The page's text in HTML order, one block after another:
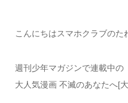
こんにちはスマホクラブのた
週刊少年マガジンで連載中の
大人気漫画 不滅のあなたへ[大